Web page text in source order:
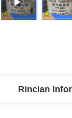
Rincian